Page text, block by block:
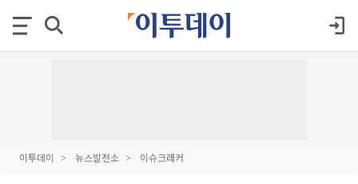
이투데이 뉴스발전소 이슈크래커